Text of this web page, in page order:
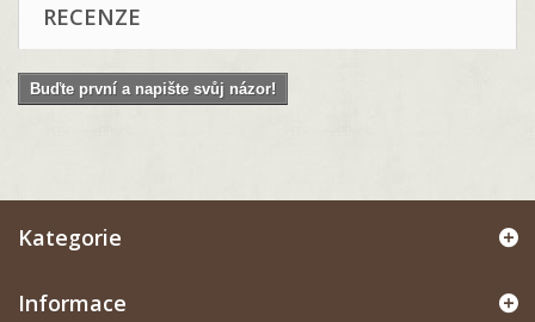
RECENZE
Buďte první a napište svůj názor!
Kategorie
Informace